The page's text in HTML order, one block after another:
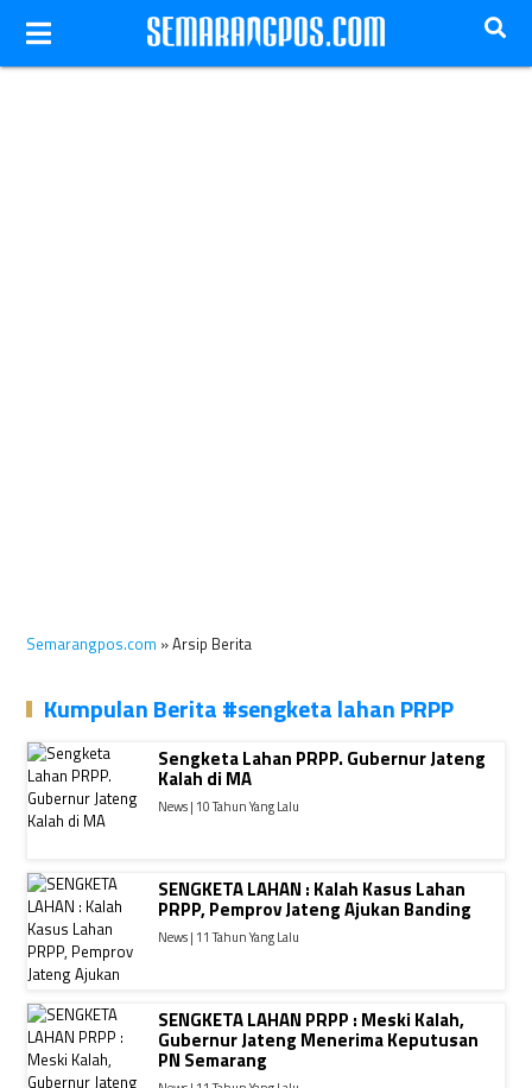
Semarangpos.com » Arsip Berita
Kumpulan Berita #sengketa lahan PRPP
Sengketa Lahan PRPP. Gubernur Jateng
Kalah di MA
News | 10 Tahun Yang Lalu
SENGKETA LAHAN : Kalah Kasus Lahan
PRPP, Pemprov Jateng Ajukan Banding
News | 11 Tahun Yang Lalu
SENGKETA LAHAN PRPP : Meski Kalah,
Gubernur Jateng Menerima Keputusan
PN Semarang